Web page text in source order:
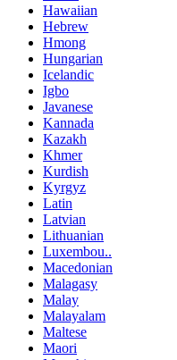
Hawaiian
Hebrew
Hmong
Hungarian
Icelandic
Igbo
Javanese
Kannada
Kazakh
Khmer
Kurdish
Kyrgyz
Latin
Latvian
Lithuanian
Luxembou..
Macedonian
Malagasy
Malay
Malayalam
Maltese
Maori